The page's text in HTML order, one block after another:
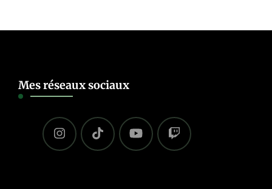
Mes réseaux sociaux